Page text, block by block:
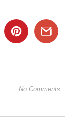
No Comments